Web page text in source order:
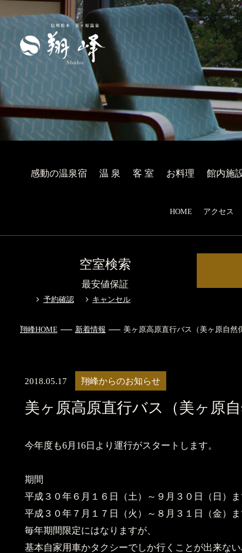
感動の温泉宿 温 泉 客 室 お料理 館内施
HOME アクセス
空室検索
最安値保証
予約確認 キャンセル
翔峰HOME 新着情報 美ヶ原高原直行バス（美ヶ原自然
2018.05.17 翔峰からのお知らせ
美ヶ原高原直行バス（美ヶ原
今年度も6月16日より運行がスタートします。
期間
平成３０年６月１６日（土）～９月３０日（日）ま
平成３０年７月１７日（火）～８月３１日（金）
毎年期間限定にはなりますが、
基本自家用車かタクシーでしか行くことが出来ない